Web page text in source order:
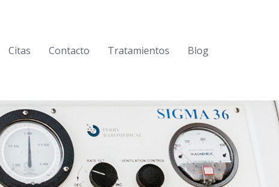
Citas Contacto Tratamientos Blog